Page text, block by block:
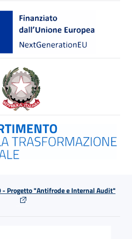
- Progetto "Antifrode e Internal Audit"